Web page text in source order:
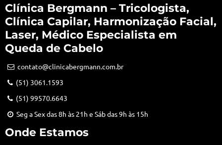
Clínica Bergmann – Tricologista,
Clínica Capilar, Harmonização Facial,
Laser, Médico Especialista em
Queda de Cabelo
contato@clinicabergmann.com.br
(51) 3061.1593
(51) 99570.6643
Seg a Sex das 8h às 21h e Sáb das 9h às 15h
Onde Estamos